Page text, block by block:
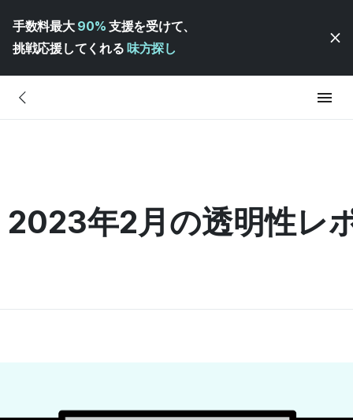
手数料最大 90% 支援を受けて、
挑戦応援してくれる 味方探し
年2月の透明性レ